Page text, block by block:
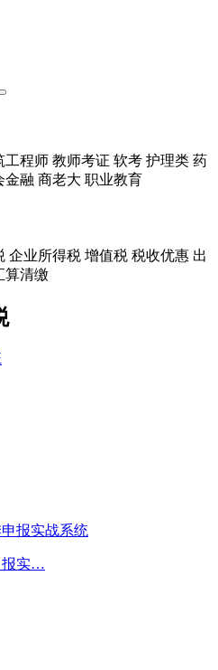
工程师 教师考证 软考 护理类 药
金融 商老大 职业教育
企业所得税 增值税 税收优惠 出
算清缴
报实…